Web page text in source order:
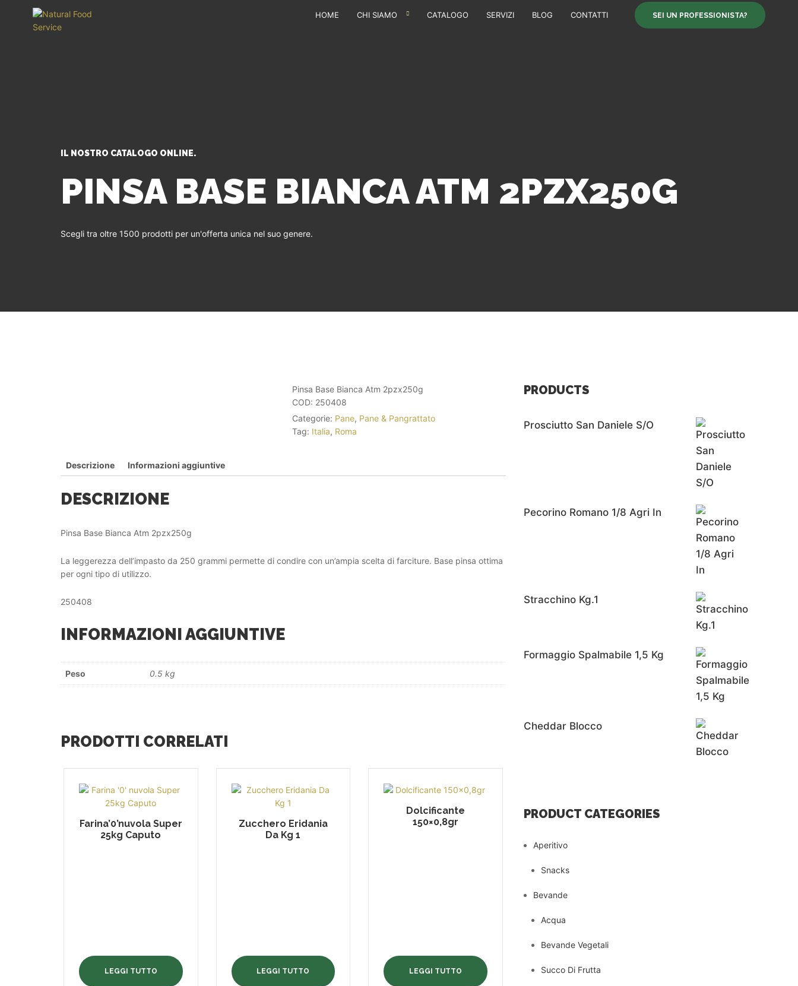
HOME CHI SIAMO CATALOGO SERVIZI BLOG CONTATTI SEI UN PROFESSIONISTA?
IL NOSTRO CATALOGO ONLINE.
PINSA BASE BIANCA ATM 2PZX250G
Scegli tra oltre 1500 prodotti per un'offerta unica nel suo genere.
Pinsa Base Bianca Atm 2pzx250g
COD: 250408
Categorie: Pane, Pane & Pangrattato
Tag: Italia, Roma
Descrizione Informazioni aggiuntive
DESCRIZIONE
Pinsa Base Bianca Atm 2pzx250g
La leggerezza dell’impasto da 250 grammi permette di condire con un’ampia scelta di farciture. Base pinsa ottima
per ogni tipo di utilizzo.
250408
INFORMAZIONI AGGIUNTIVE
Peso 0.5 kg
PRODOTTI CORRELATI
Farina’0’nuvola Super
25kg Caputo
LEGGI TUTTO
Zucchero Eridania
Da Kg 1
LEGGI TUTTO
Dolcificante
150×0,8gr
LEGGI TUTTO
PRODUCTS
Prosciutto San Daniele S/o
Pecorino Romano 1/8 Agri In
Stracchino Kg.1
Formaggio Spalmabile 1,5 Kg
Cheddar Blocco
PRODUCT CATEGORIES
Aperitivo
Snacks
Bevande
Acqua
Bevande Vegetali
Succo Di Frutta